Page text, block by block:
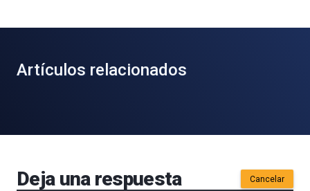
Artículos relacionados
Deja una respuesta Cancelar